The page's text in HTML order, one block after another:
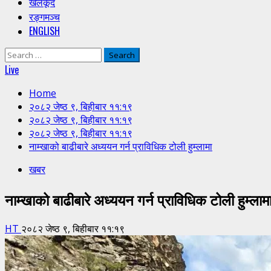
रङ्गमञ्च
ENGLISH
Search
for:
Live
Home
२०८२ जेष्ठ ९, बिहीबार ११:१९
२०८२ जेष्ठ ९, बिहीबार ११:१९
२०८२ जेष्ठ ९, बिहीबार ११:१९
नाम्खाको बाढीबारे अध्ययन गर्न प्राविधिक टोली हुम्लामा
खबर
नाम्खाको बाढीबारे अध्ययन गर्न प्राविधिक टोली
HT २०८२ जेष्ठ ९, बिहीबार ११:१९